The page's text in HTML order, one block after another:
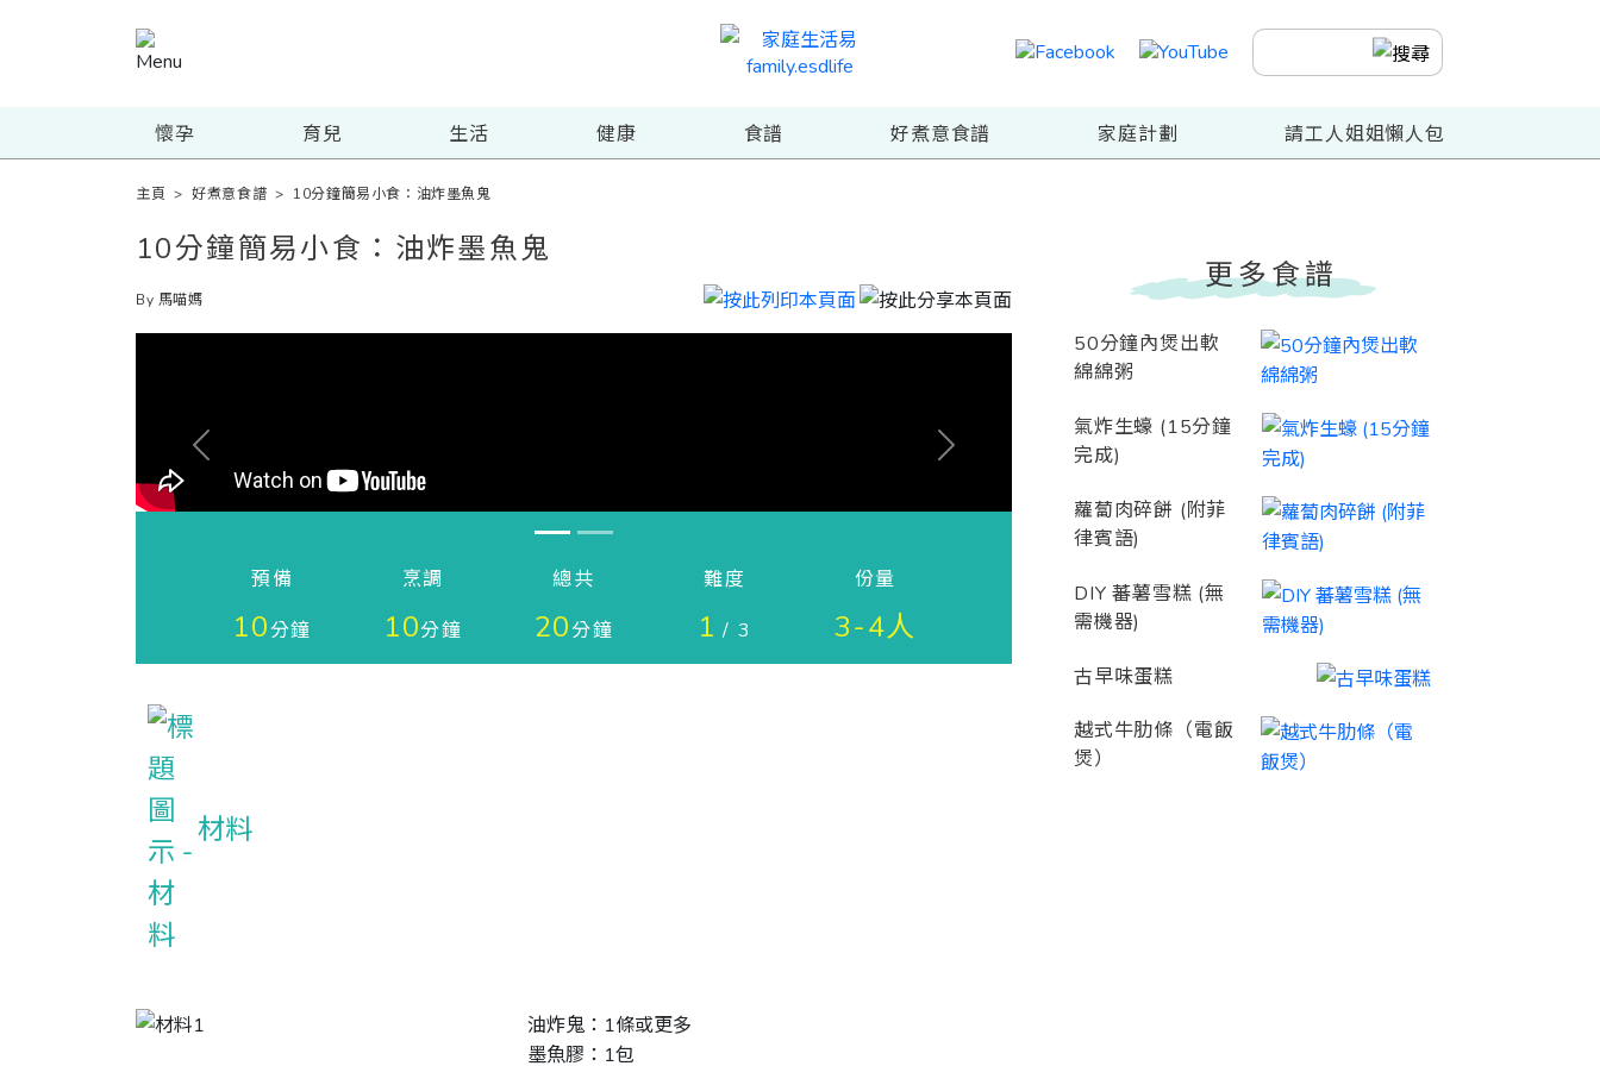
懷孕 育兒 生活 健康 食譜 好煮意食譜 家庭計劃 請工人姐姐懶人包
主頁 >好煮意食譜 > 10分鐘簡易小食：油炸墨魚鬼
10分鐘簡易小食：油炸墨魚鬼
By 馬喵媽
Previous Next
預備
10分鐘
烹調
10分鐘
總共
20分鐘
難度
1 / 3
份量
3-4人
材料
油炸鬼：1條或更多
墨魚膠：1包
更多食譜
50分鐘內煲出軟
綿綿粥
氣炸生蠔 (15分鐘
完成)
蘿蔔肉碎餅 (附菲
律賓語)
DIY 蕃薯雪糕 (無
需機器)
古早味蛋糕
越式牛肋條（電飯
煲）